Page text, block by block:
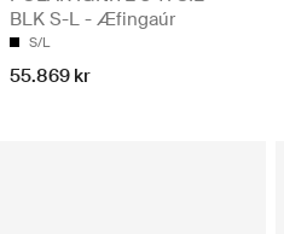
BLK S-L - Æfingaúr
S/L
55.869 kr